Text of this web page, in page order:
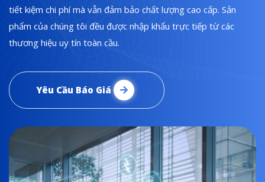
tiết kiệm chi phí mà vẫn đảm bảo chất lượng cao cấp. Sản
phẩm của chúng tôi đều được nhập khẩu trực tiếp từ các
thương hiệu uy tín toàn cầu.
Yêu Cầu Báo Giá